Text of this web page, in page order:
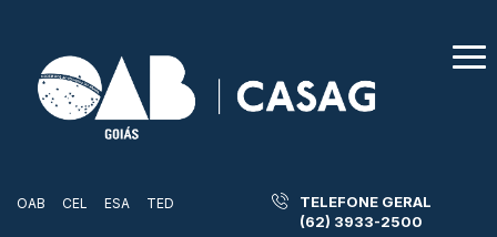
OAB CEL ESA TED
TELEFONE GERAL
(62) 3933-2500